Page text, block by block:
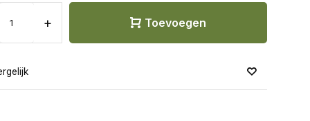
+ Toevoegen